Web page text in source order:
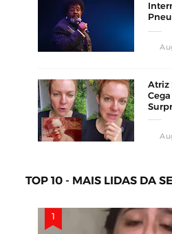
Atriz
TOP 10 - MAIS LIDAS DA